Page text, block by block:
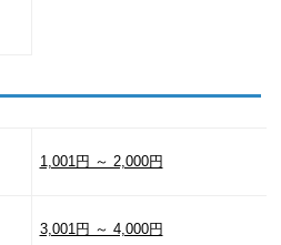
1,001円 ～ 2,000円
3,001円 ～ 4,000円